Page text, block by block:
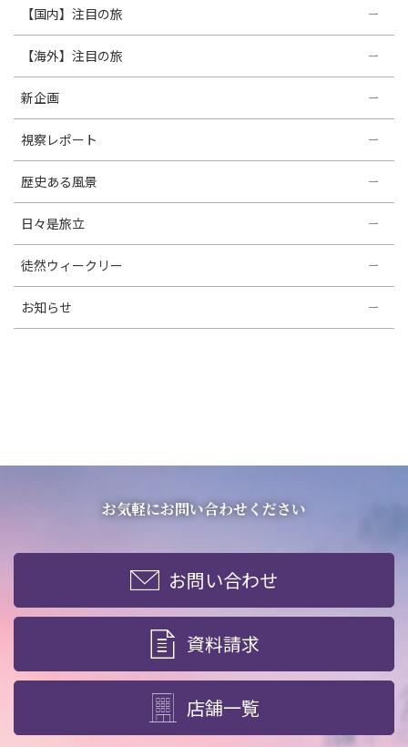
【国内】注目の旅
【海外】注目の旅
新企画
視察レポート
歴史ある風景
日々是旅立
徒然ウィークリー
お知らせ
お気軽にお問い合わせください
お問い合わせ
資料請求
店舗一覧